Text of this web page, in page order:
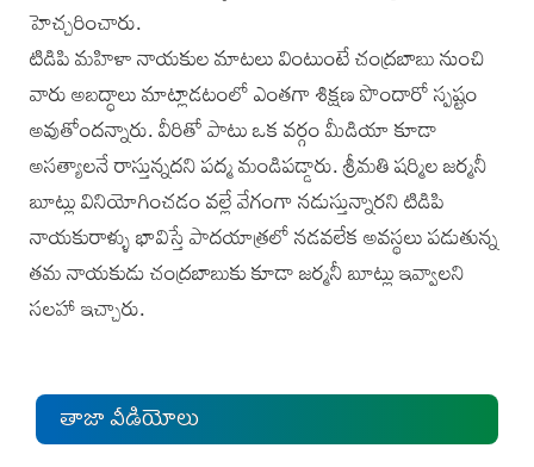
హెచ్చరించారు.
టిడిపి మహిళా నాయకుల మాటలు వింటుంటే చంద్రబాబు నుంచి
వారు అబద్ధాలు మాట్లాడటంలో ఎంతగా శిక్షణ పొందారో స్పష్టం
అవుతోందన్నారు. వీరితో పాటు ఒక వర్గం మీడియా కూడా
అసత్యాలనే రాస్తున్నదని పద్మ మండిపడ్డారు. శ్రీమతి షర్మిల జర్మనీ
బూట్లు వినియోగించడం వల్లే వేగంగా నడుస్తున్నారని టిడిపి
నాయకురాళ్ళు భావిస్తే పాదయాత్రలో నడవలేక అవస్థలు పడుతున్న
తమ నాయకుడు చంద్రబాబుకు కూడా జర్మనీ బూట్లు ఇవ్వాలని
సలహా ఇచ్చారు.
తాజా వీడియోలు